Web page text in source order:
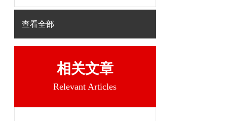
查看全部
相关文章
Relevant Articles